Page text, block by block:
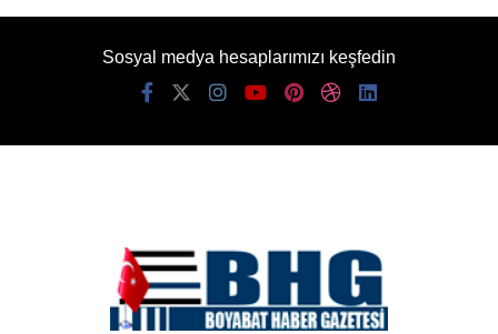
Sosyal medya hesaplarımızı keşfedin